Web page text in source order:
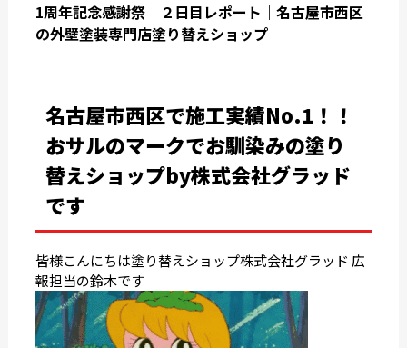
1周年記念感謝祭 ２日目レポート｜名古屋市西区
の外壁塗装専門店塗り替えショップ
名古屋市西区で施工実績No.1！！
おサルのマークでお馴染みの塗り
替えショップby株式会社グラッド
です
皆様こんにちは塗り替えショップ株式会社グラッド 広
報担当の鈴木です